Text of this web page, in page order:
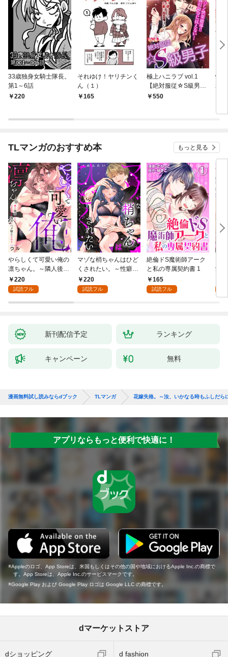
33歳独身女騎士隊長。
第1～6話
220
それゆけ！ヤリチンく
ん（１）
165
極上ハニラブ vol.1
【絶対服従☆S級男
子】550
快
れ
TLマンガのおすすめ本 もっと見る
やらしくて可愛い俺の
凛ちゃん。～隣人後輩
くんのイキすぎた執着
にハメ堕とされる～(1)
220
試読フル
マゾな梢ちゃんはひど
くされたい。～性癖マ
ッチした後輩と欲望の
ままにセックスしたら
220
試読フル
絶倫ドS魔術師アーク
と私の専属契約書 1
165
試読フル
愛
新刊配信予定 ランキング
キャンペーン 無料
漫画無料試し読みならdブック TLマンガ 花嫁失格。～汝、いかなる時もふしだら
アプリならもっと便利で快適に！
Appleのロゴ、App Storeは、米国もしくはその他の国や地域におけるApple Inc.の商標で
す。App Storeは、Apple Inc.のサービスマークです。
Google Play および Google Play ロゴは Google LLC の商標です。
dマーケットストア
dショッピング d fashion